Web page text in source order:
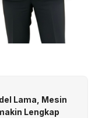
Lama, Mesin
Lengkap